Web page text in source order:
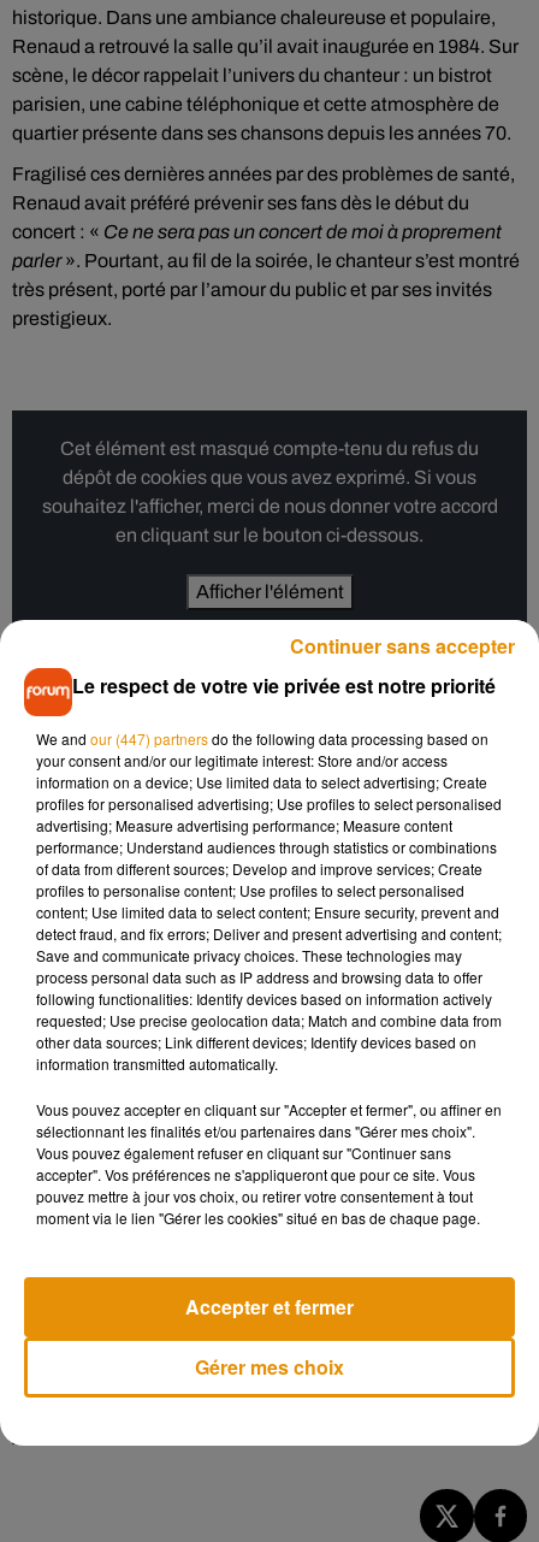
historique. Dans une ambiance chaleureuse et populaire,
Renaud a retrouvé la salle qu’il avait inaugurée en 1984. Sur
scène, le décor rappelait l’univers du chanteur : un bistrot
parisien, une cabine téléphonique et cette atmosphère de
quartier présente dans ses chansons depuis les années 70.
Fragilisé ces dernières années par des problèmes de santé,
Renaud avait préféré prévenir ses fans dès le début du
concert : « Ce ne sera pas un concert de moi à proprement
parler». Pourtant, au fil de la soirée, le chanteur s’est montré
très présent, porté par l’amour du public et par ses invités
prestigieux.
Cet élément est masqué compte-tenu du refus du
dépôt de cookies que vous avez exprimé. Si vous
souhaitez l'afficher, merci de nous donner votre accord
en cliquant sur le bouton ci-dessous.
Afficher l'élément
Jean-Louis Aubert et Francis Cabrel aux
côtés de Renaud
Parmi les artistes venus célébrer les 50 ans de carrière de
Renaud figuraient Jean-Louis Aubert, Francis Cabrel, Axelle
Red, Pascal Obispo, Alain Souchon ou encore Emily
Loizeau.
Olivia Ruiz a ouvert la soirée avec une reprise remarquée de
Où c’est qu’j’ai mis mon flingue, tandis qu’Axelle Red a
partagé un duo émouvant avec Renaud surManhattan-
Kaboul . Alain Souchon, accompagné de ses fils, a quant à lui
interprété Ma gonzessedans une ambiance intime et
familiale.
Le duo entre Renaud et Jean-Louis Aubert a
assis côte à côte, ont offert l’un des moments forts de la
soirée sous les applaudissements du public.
Pendant plus de deux heures et demie, les classiques de
Renaud commeMistral gagnant,Marche à l’ombreouLa
entière. Entre émotion, transmission et hommage collectif,
ce concert anniversaire a rappelé l’importance de Renaud
dans le patrimoine de la chanson française.
Selon sa fille et manageuse Lolita Séchan, le chanteur aurait
meilleurs concerts de sa vie
Le respect de votre vie privée est notre priorité
We and our (447) partnersdo the following data processing based on
your consent and/or our legitimate interest: Store and/or access
information on a device; Use limited data to select advertising; Create
profiles for personalised advertising; Use profiles to select personalised
advertising; Measure advertising performance; Measure content
performance; Understand audiences through statistics or combinations
of data from different sources; Develop and improve services; Create
profiles to personalise content; Use profiles to select personalised
content; Use limited data to select content; Ensure security, prevent and
detect fraud, and fix errors; Deliver and present advertising and content;
Save and communicate privacy choices. These technologies may
process personal data such as IP address and browsing data to offer
following functionalities: Identify devices based on information actively
requested; Use precise geolocation data; Match and combine data from
other data sources; Link different devices; Identify devices based on
information transmitted automatically.
Vous pouvez accepter en cliquant sur "Accepter et fermer", ou affiner en
sélectionnant les finalités et/ou partenaires dans "Gérer mes choix".
Vous pouvez également refuser en cliquant sur "Continuer sans
accepter". Vos préférences ne s'appliqueront que pour ce site. Vous
pouvez mettre à jour vos choix, ou retirer votre consentement à tout
moment via le lien "Gérer les cookies" situé en bas de chaque page.
Gérer mes choix
Accepter et fermer
Continuer sans accepter